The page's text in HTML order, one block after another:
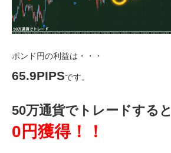
ポンド円の利益は・・・
65.9PIPSです。
50万通貨でトレードすると
0円獲得！！